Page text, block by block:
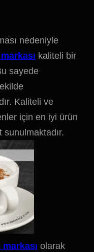
nedeniyle
kaliteli bir
sayede
Kaliteli ve
için en iyi ürün
sunulmaktadır.
olarak